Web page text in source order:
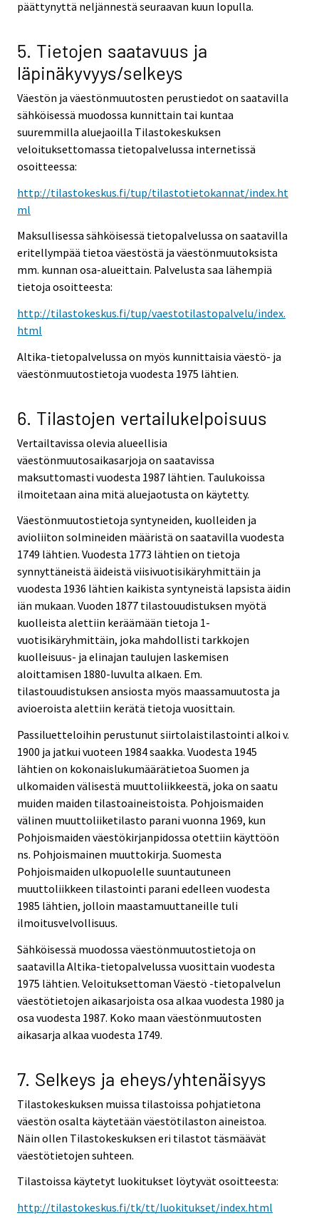
päättynyttä neljännestä seuraavan kuun lopulla.
5. Tietojen saatavuus ja
läpinäkyvyys/selkeys
Väestön ja väestönmuutosten perustiedot on saatavilla
sähköisessä muodossa kunnittain tai kuntaa
suuremmilla aluejaoilla Tilastokeskuksen
veloituksettomassa tietopalvelussa internetissä
osoitteessa:
http://tilastokeskus.fi/tup/tilastotietokannat/index.ht
ml
Maksullisessa sähköisessä tietopalvelussa on saatavilla
eritellympää tietoa väestöstä ja väestönmuutoksista
mm. kunnan osa-alueittain. Palvelusta saa lähempiä
tietoja osoitteesta:
http://tilastokeskus.fi/tup/vaestotilastopalvelu/index.
html
Altika-tietopalvelussa on myös kunnittaisia väestö- ja
väestönmuutostietoja vuodesta 1975 lähtien.
6. Tilastojen vertailukelpoisuus
Vertailtavissa olevia alueellisia
väestönmuutosaikasarjoja on saatavissa
maksuttomasti vuodesta 1987 lähtien. Taulukoissa
ilmoitetaan aina mitä aluejaotusta on käytetty.
Väestönmuutostietoja syntyneiden, kuolleiden ja
avioliiton solmineiden määristä on saatavilla vuodesta
1749 lähtien. Vuodesta 1773 lähtien on tietoja
synnyttäneistä äideistä viisivuotisikäryhmittäin ja
vuodesta 1936 lähtien kaikista syntyneistä lapsista äidin
iän mukaan. Vuoden 1877 tilastouudistuksen myötä
kuolleista alettiin keräämään tietoja 1-
vuotisikäryhmittäin, joka mahdollisti tarkkojen
kuolleisuus- ja elinajan taulujen laskemisen
aloittamisen 1880-luvulta alkaen. Em.
tilastouudistuksen ansiosta myös maassamuutosta ja
avioeroista alettiin kerätä tietoja vuosittain.
Passiluetteloihin perustunut siirtolaistilastointi alkoi v.
1900 ja jatkui vuoteen 1984 saakka. Vuodesta 1945
lähtien on kokonaislukumäärätietoa Suomen ja
ulkomaiden välisestä muuttoliikkeestä, joka on saatu
muiden maiden tilastoaineistoista. Pohjoismaiden
välinen muuttoliiketilasto parani vuonna 1969, kun
Pohjoismaiden väestökirjanpidossa otettiin käyttöön
ns. Pohjoismainen muuttokirja. Suomesta
Pohjoismaiden ulkopuolelle suuntautuneen
muuttoliikkeen tilastointi parani edelleen vuodesta
1985 lähtien, jolloin maastamuuttaneille tuli
ilmoitusvelvollisuus.
Sähköisessä muodossa väestönmuutostietoja on
saatavilla Altika-tietopalvelussa vuosittain vuodesta
1975 lähtien. Veloituksettoman Väestö -tietopalvelun
väestötietojen aikasarjoista osa alkaa vuodesta 1980 ja
osa vuodesta 1987. Koko maan väestönmuutosten
aikasarja alkaa vuodesta 1749.
7. Selkeys ja eheys/yhtenäisyys
Tilastokeskuksen muissa tilastoissa pohjatietona
väestön osalta käytetään väestötilaston aineistoa.
Näin ollen Tilastokeskuksen eri tilastot täsmäävät
väestötietojen suhteen.
Tilastoissa käytetyt luokitukset löytyvät osoitteesta:
http://tilastokeskus.fi/tk/tt/luokitukset/index.html